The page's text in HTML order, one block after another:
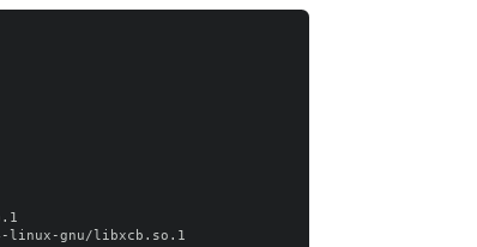
linux-gnu/libxcb.so.1